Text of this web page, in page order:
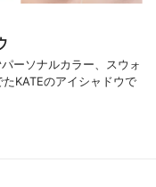
ーソナルカラー、スウォ
KATEのアイシャドウで